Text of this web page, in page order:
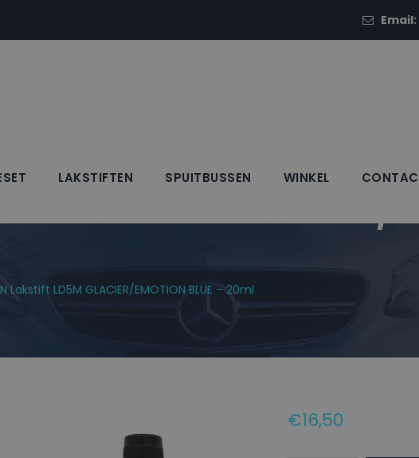
Email:
LAKSTIFTEN SPUITBUSSEN WINKEL
LD5M GLACIER/
Lakstift LD5M GLACIER/EMOTION BLUE – 20ml
€16,50